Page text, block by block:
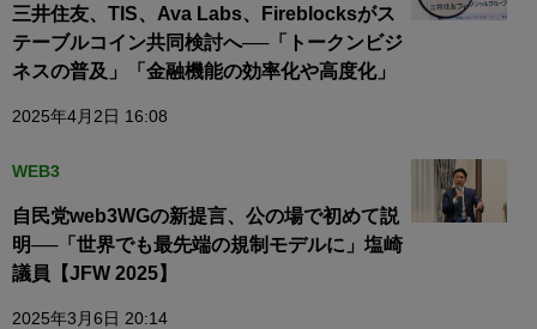
三井住友、TIS、Ava Labs、Fireblocksがス
テーブルコイン共同検討へ──「トークンビジ
ネスの普及」「金融機能の効率化や高度化」
2025年4月2日 16:08
WEB3
自民党web3WGの新提言、公の場で初めて説
明──「世界でも最先端の規制モデルに」塩崎
議員【JFW 2025】
2025年3月6日 20:14